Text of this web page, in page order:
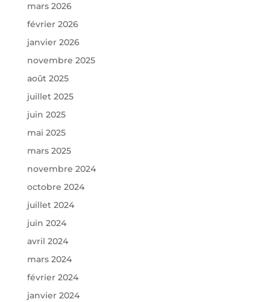
mars 2026
février 2026
janvier 2026
novembre 2025
août 2025
juillet 2025
juin 2025
mai 2025
mars 2025
novembre 2024
octobre 2024
juillet 2024
juin 2024
avril 2024
mars 2024
février 2024
janvier 2024